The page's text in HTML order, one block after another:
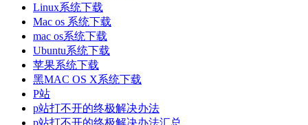
Linux系统下载
Mac os 系统下载
mac os系统下载
Ubuntu系统下载
苹果系统下载
黑MAC OS X系统下载
P站
p站打不开的终极解决办法
p站打不开的终极解决办法汇总